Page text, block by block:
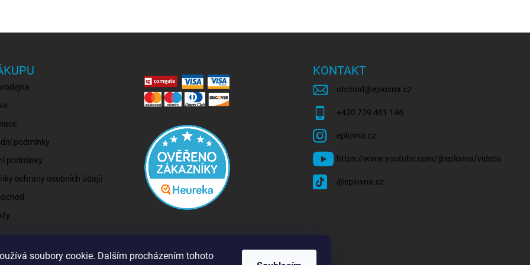
soubory cookie. Dalším procházením tohoto
podmínky
podmínky
ochrany osobních údajů
KONTAKT
obchod @eplovna.cz
+420 739 481 146
eplovna.cz
https://www.youtube.com/@eplovna/videos
@eplovna.cz